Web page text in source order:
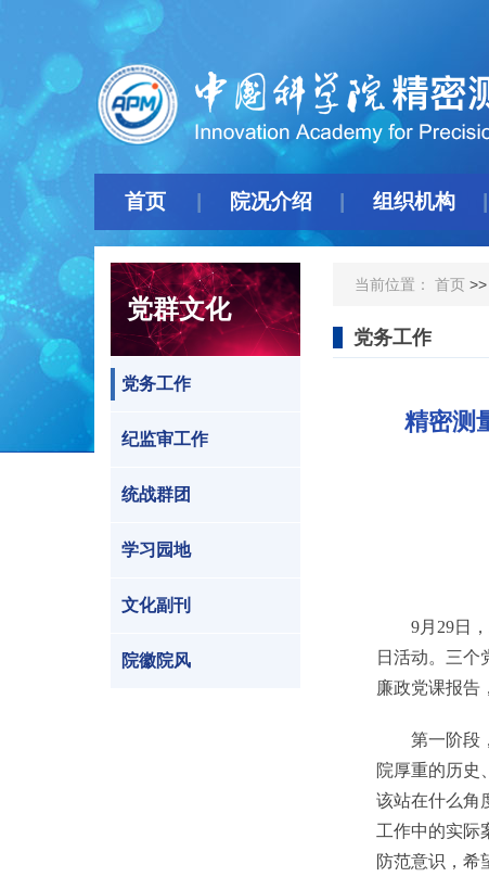
首页 院况介绍 组织机构
党群文化
党务工作
纪监审工作
统战群团
学习园地
文化副刊
院徽院风
当前位置： 首页 >>
党务工作
精密测
9月29日，
日活动。三个
廉政党课报告
第一阶段，
院厚重的历史
该站在什么角
工作中的实际
防范意识，希